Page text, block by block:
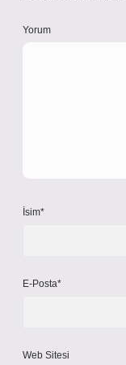
Yorum
İsim*
E-Posta*
Web Sitesi